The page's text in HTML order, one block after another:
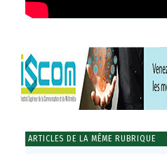
ARTICLES DE LA MÊME RUBRIQUE